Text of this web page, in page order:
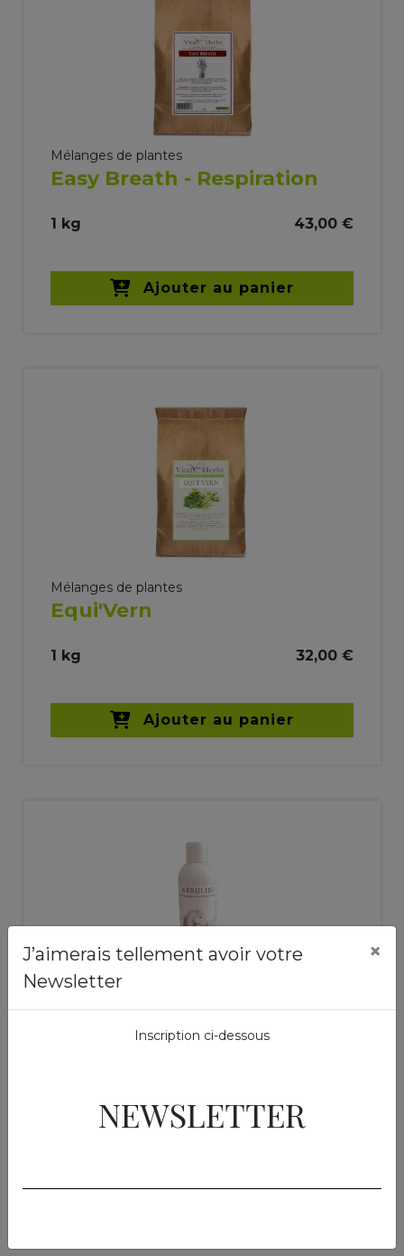
Mélanges de plantes
Easy Breath - Respiration
1 kg 43,00 €
Ajouter au panier
Mélanges de plantes
Equi'Vern
1 kg 32,00 €
Ajouter au panier
Nebuline
J’aimerais tellement avoir votre
Newsletter
×
Inscription ci-dessous
NEWSLETTER